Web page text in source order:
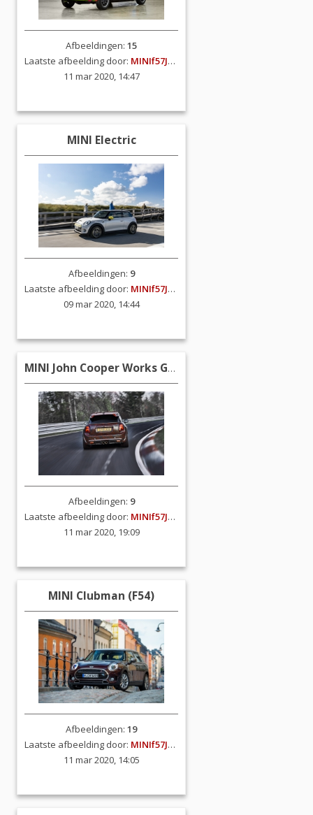
Afbeeldingen: 15
Laatste afbeelding door: MINIf57JCW
11 mar 2020, 14:47
MINI Electric
Afbeeldingen: 9
Laatste afbeelding door: MINIf57JCW
09 mar 2020, 14:44
MINI John Cooper Works GP3
Afbeeldingen: 9
Laatste afbeelding door: MINIf57JCW
11 mar 2020, 19:09
MINI Clubman (F54)
Afbeeldingen: 19
Laatste afbeelding door: MINIf57JCW
11 mar 2020, 14:05